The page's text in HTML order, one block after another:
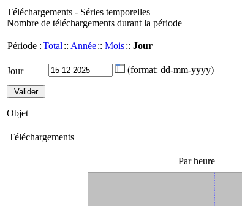
Téléchargements - Séries temporelles
Nombre de téléchargements durant la période
Période :Total :: Année:: Mois:: Jour
Jour (format: dd-mm-yyyy)
Objet
Téléchargements
Par heure